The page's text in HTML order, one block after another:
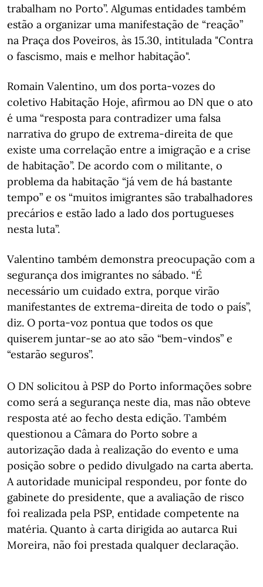
trabalham no Porto”. Algumas entidades também
estão a organizar uma manifestação de “reação”
na Praça dos Poveiros, às 15.30, intitulada "Contra
o fascismo, mais e melhor habitação".
Romain Valentino, um dos porta-vozes do
coletivo Habitação Hoje, afirmou ao DN que o ato
é uma “resposta para contradizer uma falsa
narrativa do grupo de extrema-direita de que
existe uma correlação entre a imigração e a crise
de habitação”. De acordo com o militante, o
problema da habitação “já vem de há bastante
tempo” e os “muitos imigrantes são trabalhadores
precários e estão lado a lado dos portugueses
nesta luta”.
Valentino também demonstra preocupação com a
segurança dos imigrantes no sábado. “É
necessário um cuidado extra, porque virão
manifestantes de extrema-direita de todo o país”,
diz. O porta-voz pontua que todos os que
quiserem juntar-se ao ato são “bem-vindos” e
“estarão seguros”.
O DN solicitou à PSP do Porto informações sobre
como será a segurança neste dia, mas não obteve
resposta até ao fecho desta edição. Também
questionou a Câmara do Porto sobre a
autorização dada à realização do evento e uma
posição sobre o pedido divulgado na carta aberta.
A autoridade municipal respondeu, por fonte do
gabinete do presidente, que a avaliação de risco
foi realizada pela PSP, entidade competente na
matéria. Quanto à carta dirigida ao autarca Rui
Moreira, não foi prestada qualquer declaração.